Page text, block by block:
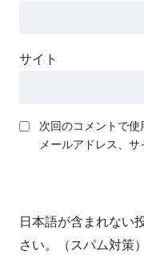
サイト
次回のコメントで使
メールアドレス、サ
日本語が含まれない
さい。（スパム対策）